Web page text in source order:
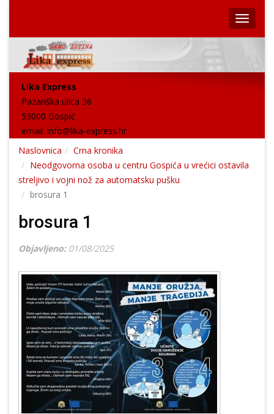
Lika Express
Pazariška ulica 36
53000 Gospić
email: info@lika-express.hr
Naslovnica
Crna kronika
Neodgovorna osoba u centru Gospića u vrećici ostavila
streljivo i vojni nož za automatsku pušku
brosura 1
brosura 1
Objavljeno: 01/08/2025